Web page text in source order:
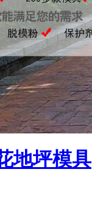
地坪模具